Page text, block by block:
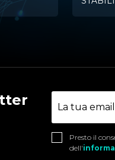
Presto il
dell'